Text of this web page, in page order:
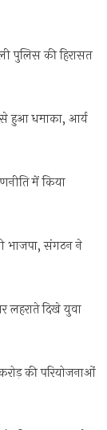
पुलिस की हिरासत
से हुआ धमाका, आर्य
में किया
भाजपा, संगठन ने
लहराते दिखे युवा
की परियोजनाओं